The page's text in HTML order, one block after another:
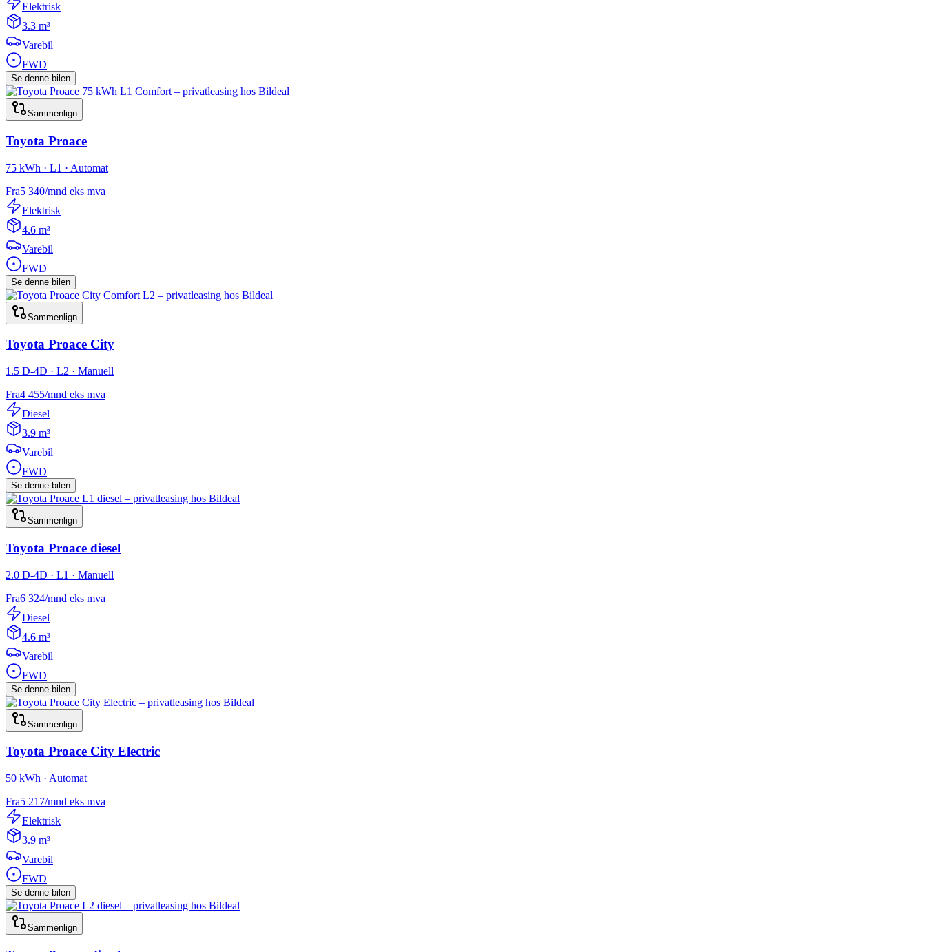
Elektrisk
3.3 m³
Varebil
FWD
Se denne bilen
Sammenlign
Toyota Proace
75 kWh · L1 · Automat
Fra5 340/mnd eks mva
Elektrisk
4.6 m³
Varebil
FWD
Se denne bilen
Sammenlign
Toyota Proace City
1.5 D-4D · L2 · Manuell
Fra4 455/mnd eks mva
Diesel
3.9 m³
Varebil
FWD
Se denne bilen
Sammenlign
Toyota Proace diesel
2.0 D-4D · L1 · Manuell
Fra6 324/mnd eks mva
Diesel
4.6 m³
Varebil
FWD
Se denne bilen
Sammenlign
Toyota Proace City Electric
50 kWh · Automat
Fra5 217/mnd eks mva
Elektrisk
3.9 m³
Varebil
FWD
Se denne bilen
Sammenlign